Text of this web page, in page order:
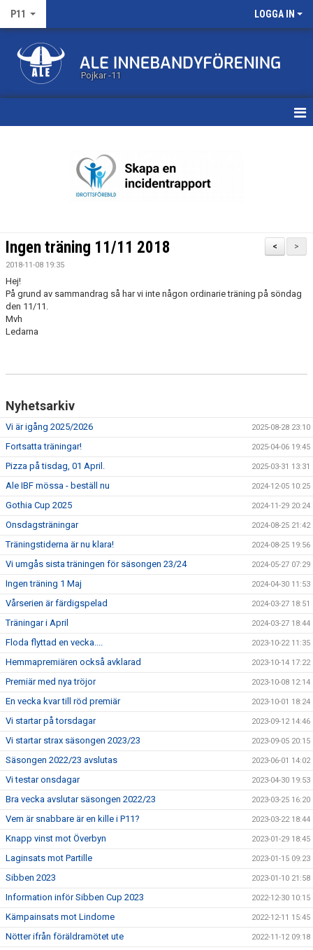
P11 LOGGA IN
Pojkar -11
BILDGALLERI
DOKUMENT
NYHETSARKIV
>
<
Ingen träning 11/11 2018
2018-11-08 19:35
Hej!
På grund av sammandrag så har vi inte någon ordinarie träning på söndag
den 11/11.
Mvh
Ledarna
Nyhetsarkiv
Vi är igång 2025/2026 2025-08-28 23:10
Fortsatta träningar! 2025-04-06 19:45
Pizza på tisdag, 01 April. 2025-03-31 13:31
Ale IBF mössa - beställ nu 2024-12-05 10:25
Gothia Cup 2025 2024-11-29 20:24
Onsdagsträningar 2024-08-25 21:42
Träningstiderna är nu klara! 2024-08-25 19:56
Vi umgås sista träningen för säsongen 23/24 2024-05-27 07:29
Ingen träning 1 Maj 2024-04-30 11:53
Vårserien är färdigspelad 2024-03-27 18:51
Träningar i April 2024-03-27 18:44
Floda flyttad en vecka.... 2023-10-22 11:35
Hemmapremiären också avklarad 2023-10-14 17:22
Premiär med nya tröjor 2023-10-08 12:14
En vecka kvar till röd premiär 2023-10-01 18:24
Vi startar på torsdagar 2023-09-12 14:46
Vi startar strax säsongen 2023/23 2023-09-05 20:15
Säsongen 2022/23 avslutas 2023-06-01 14:02
Vi testar onsdagar 2023-04-30 19:53
Bra vecka avslutar säsongen 2022/23 2023-03-25 16:20
Vem är snabbare är en kille i P11? 2023-03-22 18:44
Knapp vinst mot Överbyn 2023-01-29 18:45
Laginsats mot Partille 2023-01-15 09:23
Sibben 2023 2023-01-10 21:58
Information inför Sibben Cup 2023 2022-12-30 10:15
Kämpainsats mot Lindome 2022-12-11 15:45
Nötter ifrån föräldramötet ute 2022-11-12 09:18